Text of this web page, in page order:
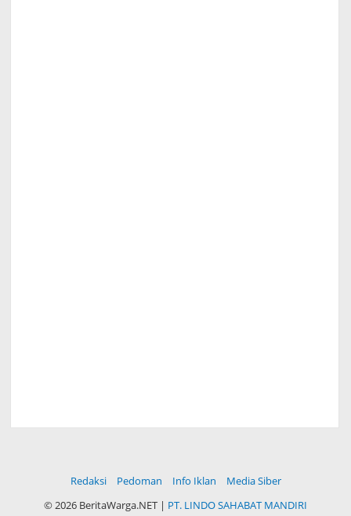
Redaksi Pedoman Info Iklan
Media Siber
©2026 BeritaWarga.NET | PT. LINDO SAHABAT MANDIRI